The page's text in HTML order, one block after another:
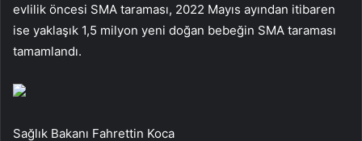
evlilik öncesi SMA taraması, 2022 Mayıs ayından itibaren
ise yaklaşık 1,5 milyon yeni doğan bebeğin SMA taraması
tamamlandı.
Sağlık Bakanı Fahrettin Koca